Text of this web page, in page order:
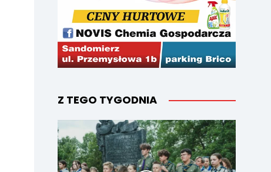
Z TEGO TYGODNIA